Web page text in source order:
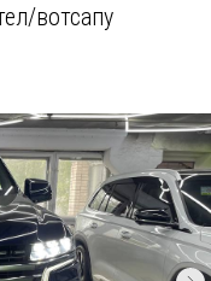
вотсапу